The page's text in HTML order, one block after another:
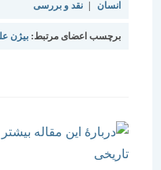
نقد و بررسی
برچسب اعضای مرتبط: بیژن علی آبادی